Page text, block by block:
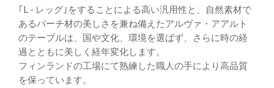
｢L - レッグ｣をすることによる高い汎用性と、自然素材で
あるバーチ材の美しさを兼ね備えたアルヴァ・アアルト
のテーブルは、国や文化、環境を選ばず、さらに時の経
過とともに美しく経年変化します。
フィンランドの工場にて熟練した職人の手により高品質
を保っています。